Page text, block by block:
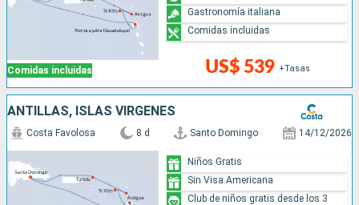
Comidas incluidas US$ 539 +Tasas
Gastronomía italiana
Comidas incluidas
ANTILLAS, ISLAS VÍRGENES
Costa Favolosa 8 d Santo Domingo 14/12/2026
Niños Gratis
Sin Visa Americana
Club de niños gratis desde los 3